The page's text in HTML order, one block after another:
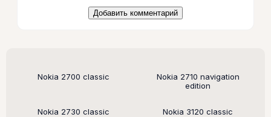
Поддерживаемые модели
Nokia 2700 classic
Nokia 2710 navigation
edition
Nokia 2730 classic Nokia 3120 classic